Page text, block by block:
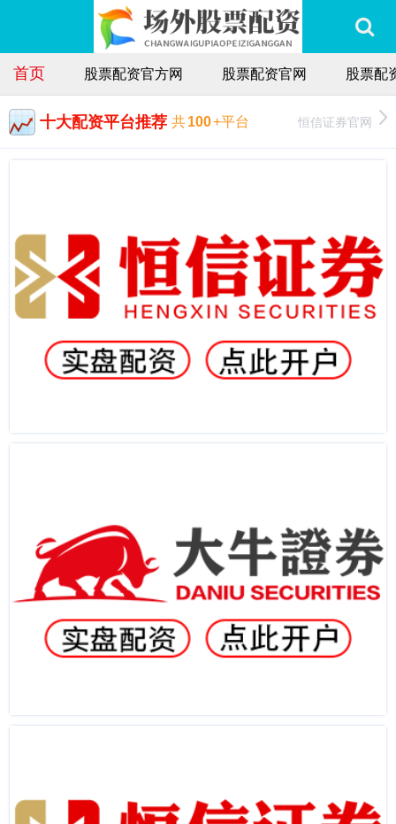
首页 股票配资官方网 股票配资官网 股票配
十大配资平台推荐 共100+平台 恒信证券官网